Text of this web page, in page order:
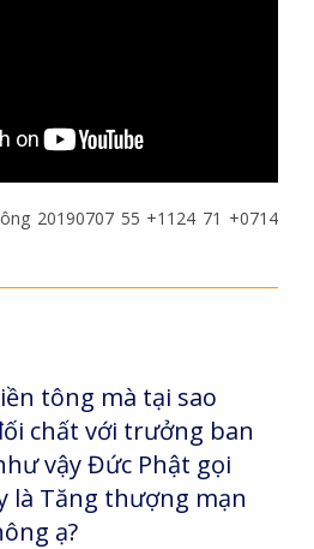
20190707 55 +1124 71 +0714
tông mà tại sao
chất với trưởng ban
vậy Đức Phật gọi
là Tăng thượng mạn
ạ?